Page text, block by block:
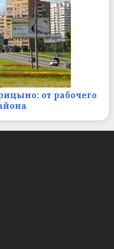
от рабочего